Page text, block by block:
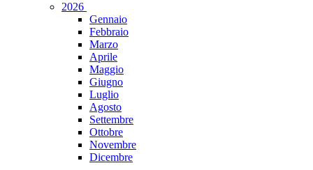
2026
Gennaio
Febbraio
Marzo
Aprile
Maggio
Giugno
Luglio
Agosto
Settembre
Ottobre
Novembre
Dicembre